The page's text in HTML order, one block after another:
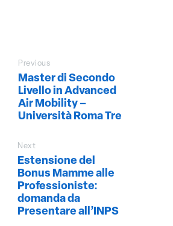
Previous
Master di Secondo
Livello in Advanced
Air Mobility –
Università Roma Tre
Next
Estensione del
Bonus Mamme alle
Professioniste:
domanda da
Presentare all’INPS